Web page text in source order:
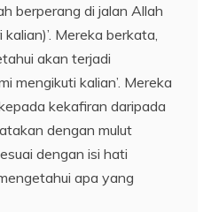
berperang di jalan Allah
Mereka berkata,
akan terjadi
mengikuti kalian’. Mereka
kekafiran daripada
dengan mulut
dengan isi hati
apa yang